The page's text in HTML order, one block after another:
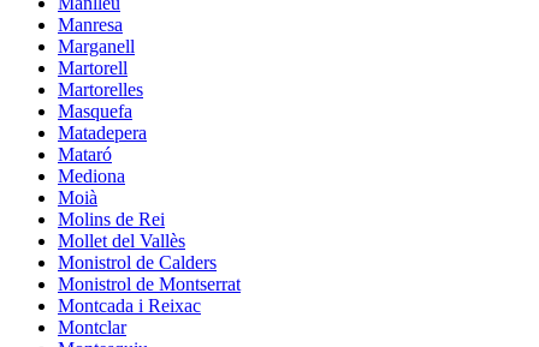
Manresa
Marganell
Martorell
Martorelles
Masquefa
Matadepera
Mataró
Mediona
Moià
Molins de Rei
Mollet del Vallès
Monistrol de Calders
Monistrol de Montserrat
Montcada i Reixac
Montclar